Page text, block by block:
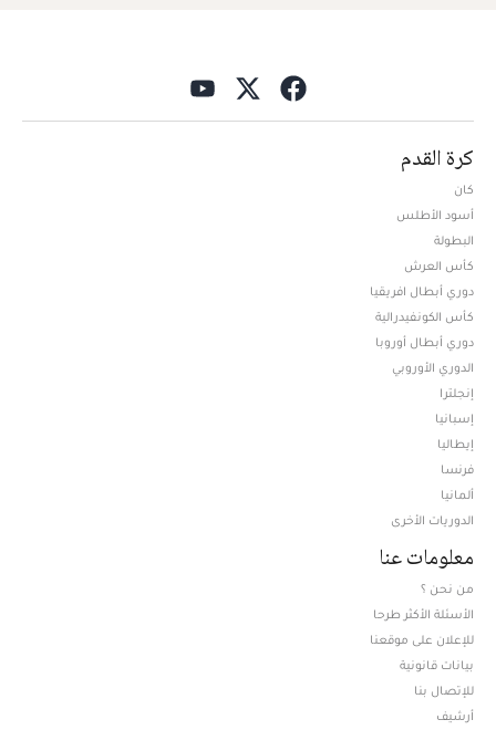
كرة القدم
كان
أسود الأطلس
البطولة
كأس العرش
دوري أبطال افريقيا
كأس الكونفيدرالية
دوري أبطال أوروبا
الدوري الأوروبي
إنجلترا
إسبانيا
إيطاليا
فرنسا
ألمانيا
الدوريات الأخرى
معلومات عنا
من نحن ؟
الأسئلة الأكثر طرحا
للإعلان على موقعنا
بيانات قانونية
للإتصال بنا
أرشيف